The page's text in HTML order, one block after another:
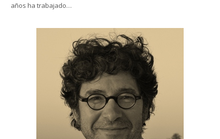
años ha trabajado…